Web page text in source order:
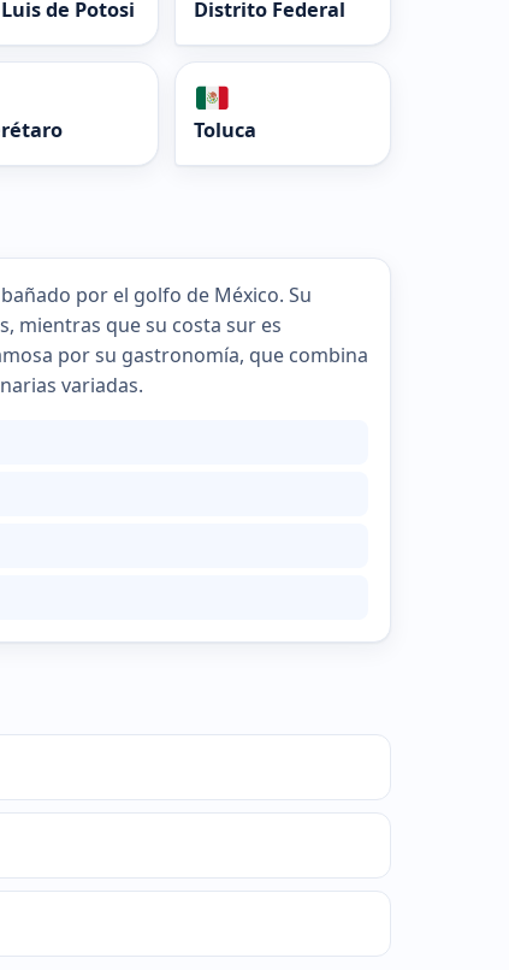
de Potosi Distrito Federal
Toluca
por el golfo de México. Su
mientras que su costa sur es
por su gastronomía, que combina
variadas.